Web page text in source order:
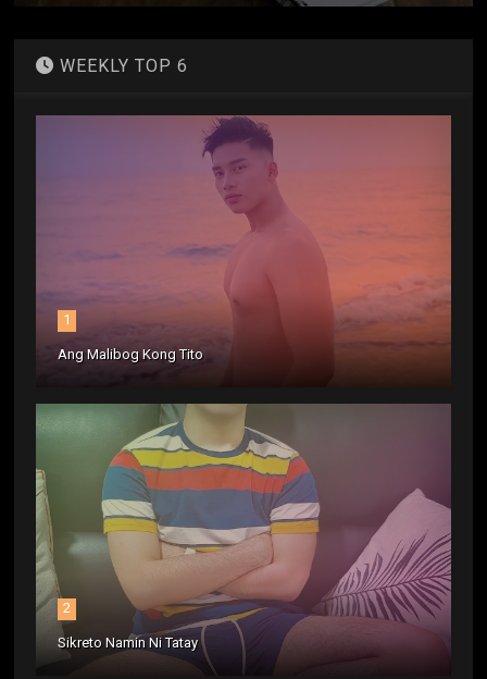
WEEKLY TOP 6
1
Ang Malibog Kong Tito
2
Sikreto Namin Ni Tatay